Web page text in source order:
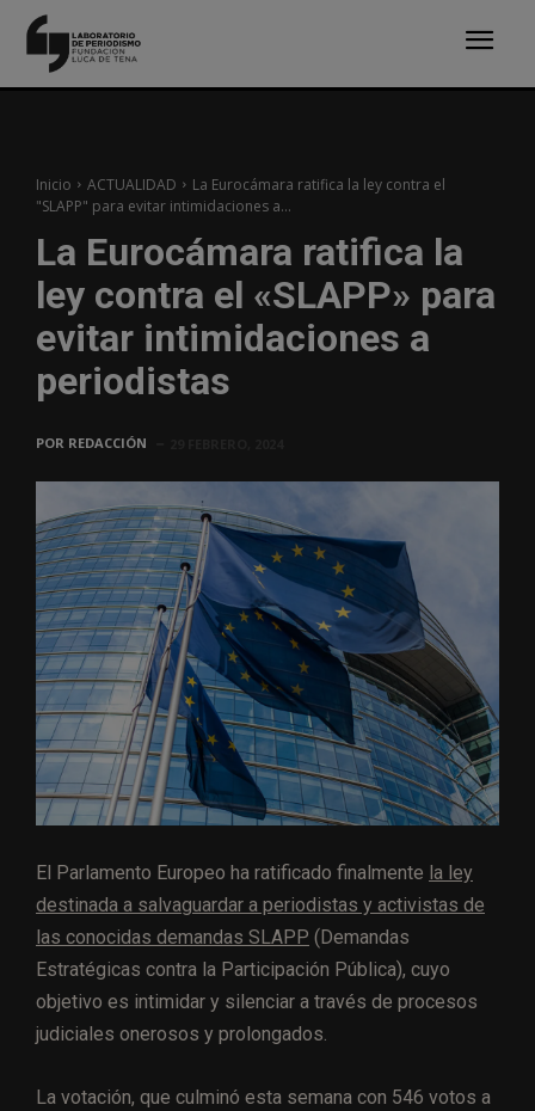
Inicio ACTUALIDAD
La Eurocámara ratifica la ley contra el
"SLAPP" para evitar intimidaciones a...
La Eurocámara ratifica la
ley contra el «SLAPP» para
evitar intimidaciones a
periodistas
POR REDACCIÓN
El Parlamento Europeo ha ratificado finalmente la ley
destinada a salvaguardar a periodistas y activistas de
las conocidas demandas SLAPP (Demandas
Estratégicas contra la Participación Pública), cuyo
objetivo es intimidar y silenciar a través de procesos
judiciales onerosos y prolongados.
La votación, que culminó esta semana con 546 votos a